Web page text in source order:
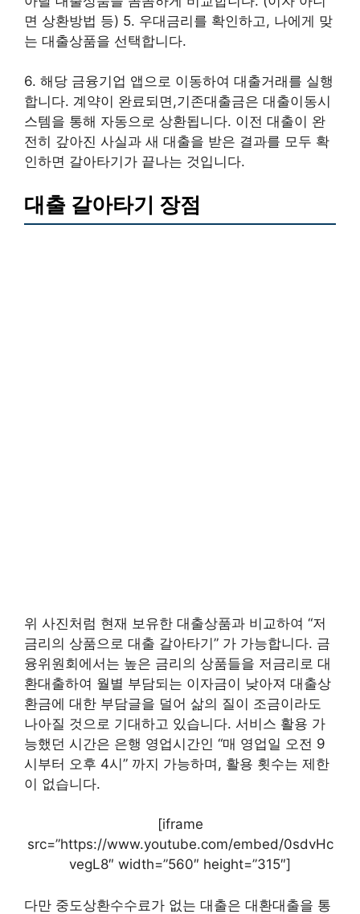
면 상환방법 등) 5. 우대금리를 확인하고, 나에게 맞
는 대출상품을 선택합니다.
6. 해당 금융기업 앱으로 이동하여 대출거래를 실행
합니다. 계약이 완료되면,기존대출금은 대출이동시
스템을 통해 자동으로 상환됩니다. 이전 대출이 완
전히 갚아진 사실과 새 대출을 받은 결과를 모두 확
인하면 갈아타기가 끝나는 것입니다.
대출 갈아타기 장점
위 사진처럼 현재 보유한 대출상품과 비교하여 “저
금리의 상품으로 대출 갈아타기” 가 가능합니다. 금
융위원회에서는 높은 금리의 상품들을 저금리로 대
환대출하여 월별 부담되는 이자금이 낮아져 대출상
환금에 대한 부담글을 덜어 삶의 질이 조금이라도
나아질 것으로 기대하고 있습니다. 서비스 활용 가
능했던 시간은 은행 영업시간인 “매 영업일 오전 9
시부터 오후 4시” 까지 가능하며, 활용 횟수는 제한
이 없습니다.
[iframe
src=”https://www.youtube.com/embed/0sdvHc
vegL8″ width=”560″ height=”315″]
다만 중도상환수수료가 없는 대출은 대환대출을 통